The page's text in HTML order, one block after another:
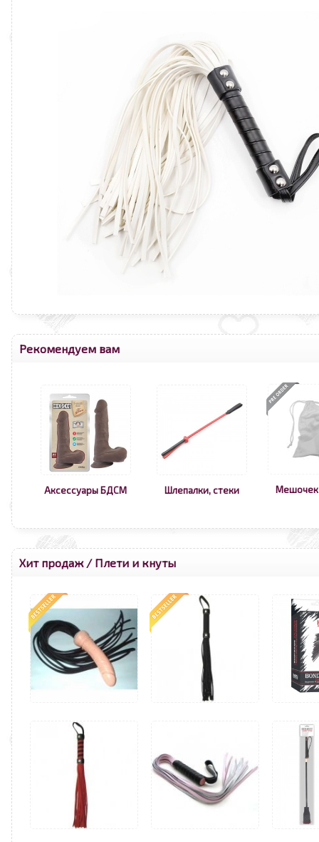
Рекомендуем вам
Аксессуары БДСМ Шлепалки, стеки
Хит продаж/ Плети и кнуты